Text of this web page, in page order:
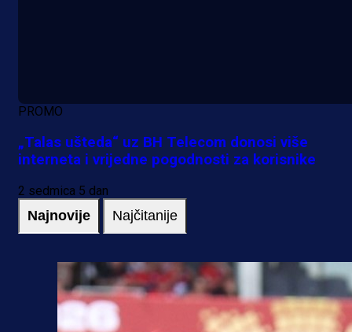
PROMO
„Talas ušteda“ uz BH Telecom donosi više
interneta i vrijedne pogodnosti za korisnike
2 sedmica 5 dan
Najnovije Najčitanije